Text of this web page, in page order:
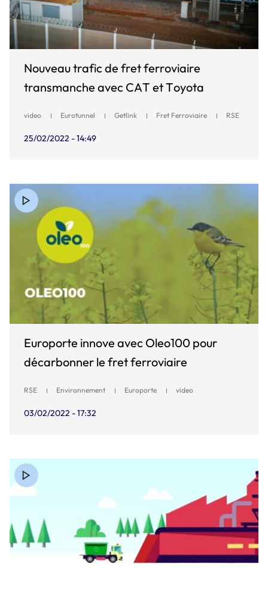
Nouveau trafic de fret ferroviaire
transmanche avec CAT et Toyota
video Eurotunnel Getlink Fret Ferroviaire RSE
25/02/2022 - 14:49
Europorte innove avec Oleo100 pour
décarbonner le fret ferroviaire
RSE Environnement Europorte video
03/02/2022 - 17:32